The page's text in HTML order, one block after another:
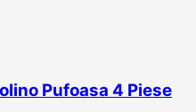
Pufoasa 4 Piese